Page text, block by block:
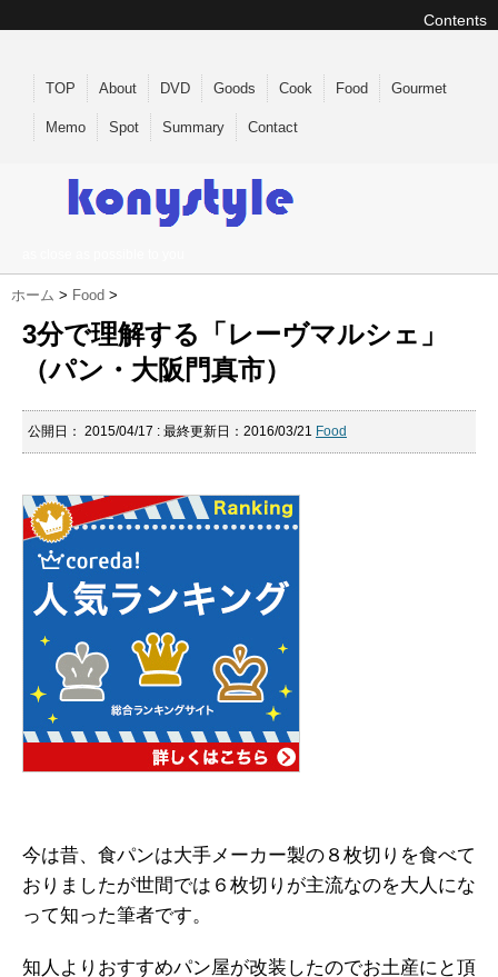
Contents
TOP About DVD Goods Cook Food Gourmet
Memo Spot Summary Contact
ホーム > Food >
3分で理解する「レーヴマルシェ」
（パン・大阪門真市）
公開日： 2015/04/17 : 最終更新日：2016/03/21 Food
今は昔、食パンは大手メーカー製の８枚切りを食べて
おりましたが世間では６枚切りが主流なのを大人にな
って知った筆者です。
知人よりおすすめパン屋が改装したのでお土産にと頂